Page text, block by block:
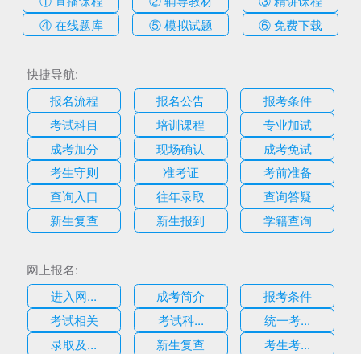
④ 在线题库
⑤ 模拟试题 ⑥ 免费下载
快捷导航:
报名流程
报名公告
报考条件
考试科目
培训课程
专业加试
成考加分
现场确认
成考免试
考生守则
准考证
考前准备
查询入口
往年录取
查询答疑
新生复查
新生报到 学籍查询
网上报名:
进入网...
成考简介
报考条件
考试相关
考试科...
统一考...
录取及...
新生复查 考生考...